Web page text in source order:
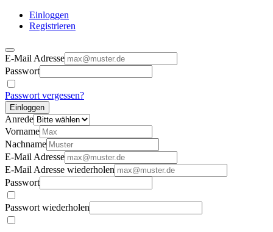
Einloggen
Registrieren
E-Mail Adresse
Passwort
Passwort vergessen?
Einloggen
Anrede
Vorname
Nachname
E-Mail Adresse
E-Mail Adresse wiederholen
Passwort
Passwort wiederholen